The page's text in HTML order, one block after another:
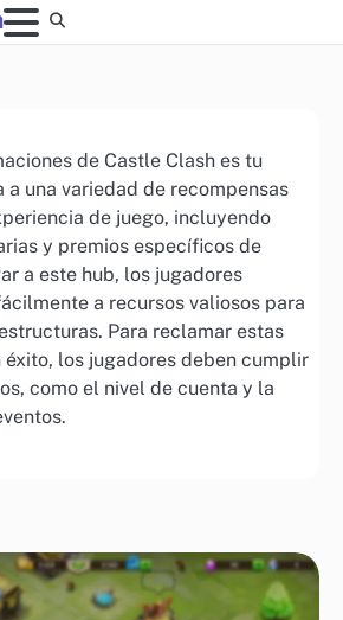
de Castle Clash es tu
a una variedad de recompensas
de juego, incluyendo
y premios específicos de
a este hub, los jugadores
a recursos valiosos para
Para reclamar estas
éxito, los jugadores deben cumplir
como el nivel de cuenta y la